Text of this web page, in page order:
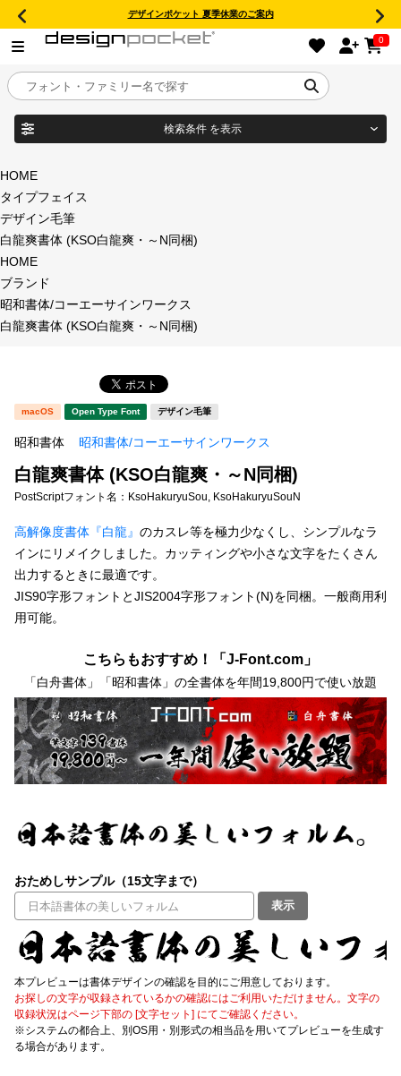
デザインポケット 夏季休業のご案内
0
目的別フォントガイド
特集
年間ライセンス商品
新着一覧
カート
マイページ
お気に入り
よくあるご質問
お問い合わせ
検索条件 を表示
商品名
フォント形式
タイプフェイス
明朝体
宋朝体 清朝体
教科書体 行書体
草書体 勘亭流
江戸文字 デザイン毛筆
太さ・ウェイト
セット or 単体
文字種類
価格帯
〜
リセット 検索
HOME
タイプフェイス
デザイン毛筆
白龍爽書体 (KSO白龍爽・～N同梱)
HOME
ブランド
昭和書体/コーエーサインワークス
白龍爽書体 (KSO白龍爽・～N同梱)
macOS Open Type Font デザイン毛筆
昭和書体 昭和書体/コーエーサインワークス
白龍爽書体 (KSO白龍爽・～N同梱)
PostScriptフォント名： KsoHakuryuSou, KsoHakuryuSouN
高解像度書体『白龍』 のカスレ等を極力少なくし、シンプルなラ
インにリメイクしました。カッティングや小さな文字をたくさん
出力するときに最適です。
JIS90字形フォントとJIS2004字形フォント(N)を同梱。一般商用利
用可能。
こちらもおすすめ！「J-Font.com」
「白舟書体」「昭和書体」の全書体を年間19,800円で使い放題
おためしサンプル（15文字まで）
表示
本プレビューは書体デザインの確認を目的にご用意しております。
お探しの文字が収録されているかの確認にはご利用いただけません。文字の
収録状況はページ下部の [文字セット] にてご確認ください。
※システムの都合上、別OS用・別形式の相当品を用いてプレビューを生成す
る場合があります。